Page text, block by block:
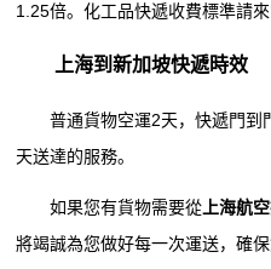
1.25倍。化工品快遞收費標準請來
上海到新加坡快遞時效
普通貨物空運2天，快遞門到
天送達的服務。
如果您有貨物需要從 上海航
將竭誠為您做好每一次運送，確